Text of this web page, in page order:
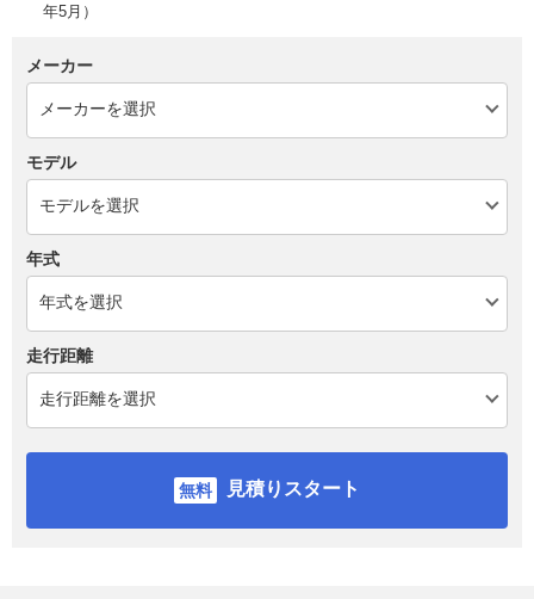
年5月）
メーカー
モデル
年式
走行距離
見積りスタート